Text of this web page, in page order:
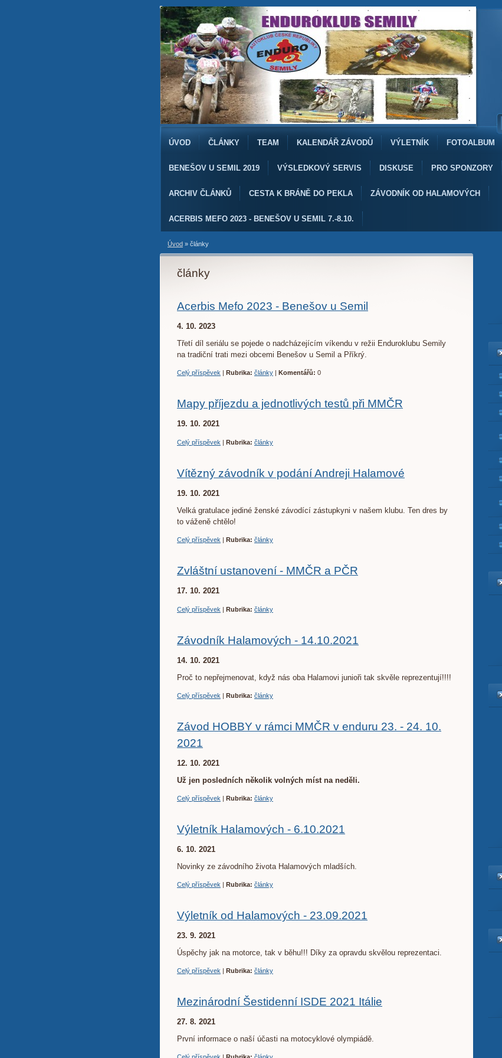
ÚVOD ČLÁNKY TEAM KALENDÁŘ ZÁVODŮ VÝLETNÍK FOTOALBUM
BENEŠOV U SEMIL 2019 VÝSLEDKOVÝ SERVIS DISKUSE PRO SPONZORY
ARCHIV ČLÁNKŮ CESTA K BRÁNĚ DO PEKLA ZÁVODNÍK OD HALAMOVÝCH
ACERBIS MEFO 2023 - BENEŠOV U SEMIL 7.-8.10.
Úvod » články
články
Acerbis Mefo 2023 - Benešov u Semil
4. 10. 2023
Třetí díl seriálu se pojede o nadcházejícím víkendu v režii Enduroklubu Semily
na tradiční trati mezi obcemi Benešov u Semil a Příkrý.
Celý příspěvek | Rubrika: články | Komentářů: 0
Mapy příjezdu a jednotlivých testů při MMČR
19. 10. 2021
Celý příspěvek | Rubrika: články
Vítězný závodník v podání Andreji Halamové
19. 10. 2021
Velká gratulace jediné ženské závodící zástupkyni v našem klubu. Ten dres by
to váženě chtělo!
Celý příspěvek | Rubrika: články
Zvláštní ustanovení - MMČR a PČR
17. 10. 2021
Celý příspěvek | Rubrika: články
Závodník Halamových - 14.10.2021
14. 10. 2021
Proč to nepřejmenovat, když nás oba Halamovi junioři tak skvěle reprezentují!!!!
Celý příspěvek | Rubrika: články
Závod HOBBY v rámci MMČR v enduru 23. - 24. 10.
2021
12. 10. 2021
Už jen posledních několik volných míst na neděli.
Celý příspěvek | Rubrika: články
Výletník Halamových - 6.10.2021
6. 10. 2021
Novinky ze závodního života Halamových mladších.
Celý příspěvek | Rubrika: články
Výletník od Halamových - 23.09.2021
23. 9. 2021
Úspěchy jak na motorce, tak v běhu!!! Díky za opravdu skvělou reprezentaci.
Celý příspěvek | Rubrika: články
Mezinárodní Šestidenní ISDE 2021 Itálie
27. 8. 2021
První informace o naší účasti na motocyklové olympiádě.